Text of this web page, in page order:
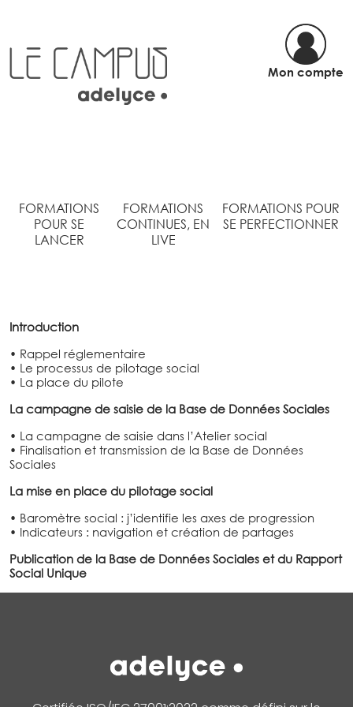
FORMATIONS
POUR SE
LANCER
FORMATIONS
CONTINUES, EN
LIVE
FORMATIONS POUR
SE PERFECTIONNER
Mon compte
Introduction
• Rappel réglementaire
• Le processus de pilotage social
• La place du pilote
La campagne de saisie de la Base de Données Sociales
• La campagne de saisie dans l’Atelier social
• Finalisation et transmission de la Base de Données
Sociales
La mise en place du pilotage social
• Baromètre social : j’identifie les axes de progression
• Indicateurs : navigation et création de partages
Publication de la Base de Données Sociales et du Rapport
Social Unique